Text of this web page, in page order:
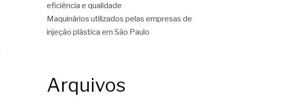
eficiência e qualidade
Maquinários utilizados pelas empresas de
injeção plástica em São Paulo
Arquivos